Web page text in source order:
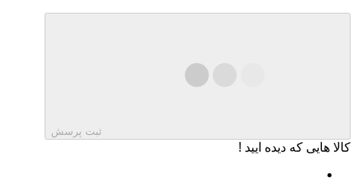
ثبت پرسش
کالا هایی که دیده ایید !